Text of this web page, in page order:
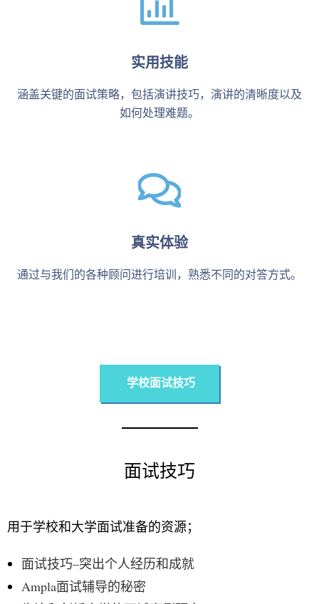
实用技能
涵盖关键的面试策略，包括演讲技巧，演讲的清晰度以及
如何处理难题。
真实体验
通过与我们的各种顾问进行培训，熟悉不同的对答方式。
学校面试技巧
面试技巧
用于学校和大学面试准备的资源；
面试技巧–突出个人经历和成就
Ampla面试辅导的秘密